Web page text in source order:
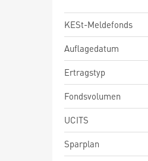
KESt-Meldefonds
Auflagedatum
Ertragstyp
Fondsvolumen
UCITS
Sparplan